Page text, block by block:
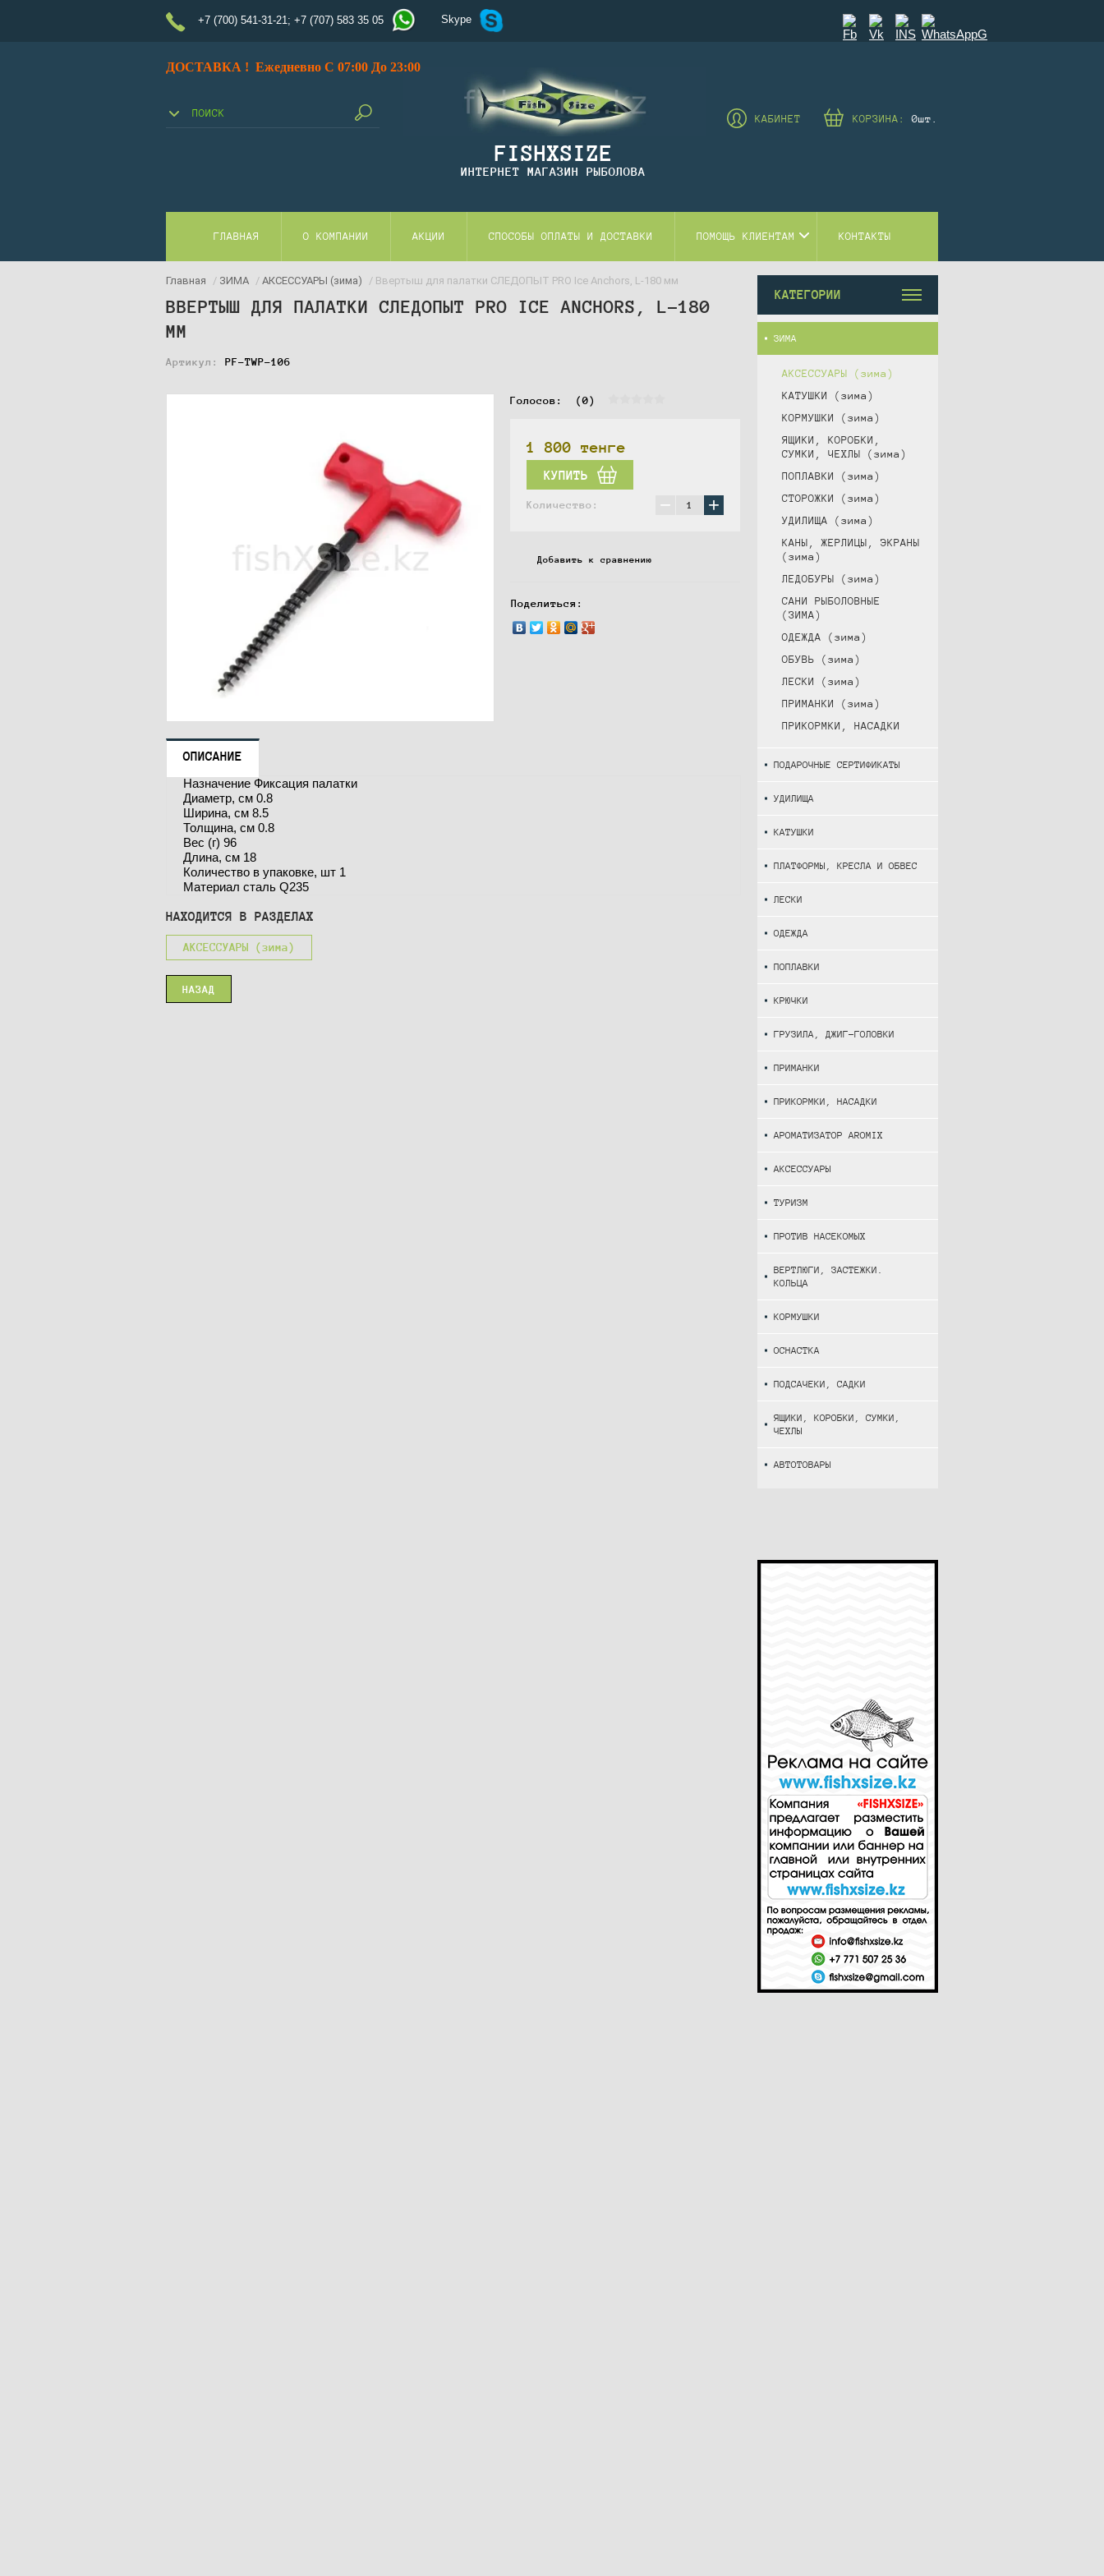
+7 (700) 541-31-21; +7 (707) 583 35 05 Skype
ДОСТАВКА ! Ежедневно С 07:00 До 23:00
КОРЗИНА:0шт.
КАБИНЕТ
FISHXSIZE
ИНТЕРНЕТ МАГАЗИН РЫБОЛОВА
ГЛАВНАЯ О КОМПАНИИ АКЦИИ СПОСОБЫ ОПЛАТЫ И ДОСТАВКИ ПОМОЩЬ КЛИЕНТАМ КОНТАКТЫ
КАТЕГОРИИ
ЗИМА
АКСЕССУАРЫ (зима)
КАТУШКИ (зима)
КОРМУШКИ (зима)
ЯЩИКИ, КОРОБКИ,
СУМКИ, ЧЕХЛЫ (зима)
ПОПЛАВКИ (зима)
СТОРОЖКИ (зима)
УДИЛИЩА (зима)
КАНЫ, ЖЕРЛИЦЫ, ЭКРАНЫ
(зима)
ЛЕДОБУРЫ (зима)
САНИ РЫБОЛОВНЫЕ
(ЗИМА)
ОДЕЖДА (зима)
ОБУВЬ (зима)
ЛЕСКИ (зима)
ПРИМАНКИ (зима)
ПРИКОРМКИ, НАСАДКИ
ПОДАРОЧНЫЕ СЕРТИФИКАТЫ
УДИЛИЩА
КАТУШКИ
ПЛАТФОРМЫ, КРЕСЛА И ОБВЕС
ЛЕСКИ
ОДЕЖДА
ПОПЛАВКИ
КРЮЧКИ
ГРУЗИЛА, ДЖИГ-ГОЛОВКИ
ПРИМАНКИ
ПРИКОРМКИ, НАСАДКИ
АРОМАТИЗАТОР AROMIX
АКСЕССУАРЫ
ТУРИЗМ
ПРОТИВ НАСЕКОМЫХ
ВЕРТЛЮГИ, ЗАСТЕЖКИ.
КОЛЬЦА
КОРМУШКИ
ОСНАСТКА
ПОДСАЧЕКИ, САДКИ
ЯЩИКИ, КОРОБКИ, СУМКИ,
ЧЕХЛЫ
АВТОТОВАРЫ
Главная / ЗИМА / АКСЕССУАРЫ (зима) / Ввертыш для палатки СЛЕДОПЫТ PRO Ice Anchors, L-180 мм
ВВЕРТЫШ ДЛЯ ПАЛАТКИ СЛЕДОПЫТ PRO ICE ANCHORS, L-180
ММ
Артикул: PF-TWP-106
Голосов: (0)
1 800 тенге
КУПИТЬ
Количество: − +
Добавить к сравнению
Поделиться:
ОПИСАНИЕ
Назначение Фиксация палатки
Диаметр, см 0.8
Ширина, см 8.5
Толщина, см 0.8
Вес (г) 96
Длина, см 18
Количество в упаковке, шт 1
Материал сталь Q235
НАХОДИТСЯ В РАЗДЕЛАХ
АКСЕССУАРЫ (зима)
НАЗАД